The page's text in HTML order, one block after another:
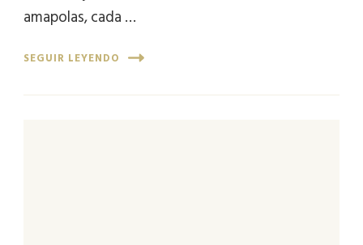
amapolas, cada …
SEGUIR LEYENDO